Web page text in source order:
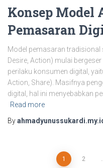
Konsep Model
Pemasaran
Model pemasaran tradisional
Desire, Action) mulai
perilaku konsumen digital,
Action, Share). Masifnya
digital, hal ini menyebabkan
Read more
By
1 2